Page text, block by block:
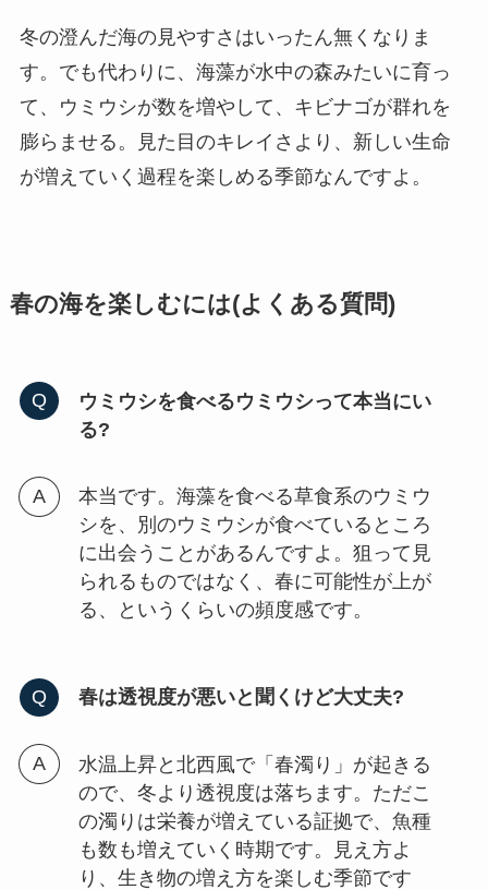
冬の澄んだ海の見やすさはいったん無くなりま
す。でも代わりに、海藻が水中の森みたいに育っ
て、ウミウシが数を増やして、キビナゴが群れを
膨らませる。見た目のキレイさより、新しい生命
が増えていく過程を楽しめる季節なんですよ。
春の海を楽しむには(よくある質問)
ウミウシを食べるウミウシって本当にい
る?
本当です。海藻を食べる草食系のウミウ
シを、別のウミウシが食べているところ
に出会うことがあるんですよ。狙って見
られるものではなく、春に可能性が上が
る、というくらいの頻度感です。
春は透視度が悪いと聞くけど大丈夫?
水温上昇と北西風で「春濁り」が起きる
ので、冬より透視度は落ちます。ただこ
の濁りは栄養が増えている証拠で、魚種
も数も増えていく時期です。見え方よ
り、生き物の増え方を楽しむ季節です